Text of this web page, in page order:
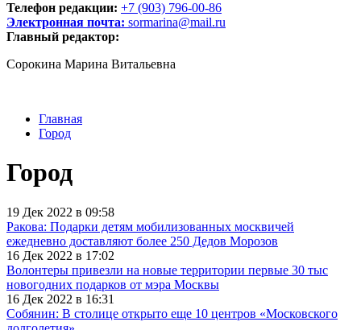
Телефон редакции: +7 (903) 796-00-86
Электронная почта: sormarina@mail.ru
Главный редактор:
Сорокина Марина Витальевна
Главная
Город
Город
19 Дек 2022 в 09:58
Ракова: Подарки детям мобилизованных москвичей
ежедневно доставляют более 250 Дедов Морозов
16 Дек 2022 в 17:02
Волонтеры привезли на новые территории первые 30 тыс
новогодних подарков от мэра Москвы
16 Дек 2022 в 16:31
Собянин: В столице открыто еще 10 центров «Московского